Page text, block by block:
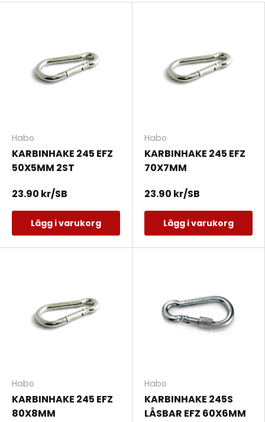
Habo
KARBINHAKE 245 EFZ
50X5MM 2ST
23.90 kr/SB
Lägg i varukorg
Habo
KARBINHAKE 245 EFZ
70X7MM
23.90 kr/SB
Lägg i varukorg
Habo
KARBINHAKE 245 EFZ
80X8MM
Habo
KARBINHAKE 245S
LÅSBAR EFZ 60X6MM